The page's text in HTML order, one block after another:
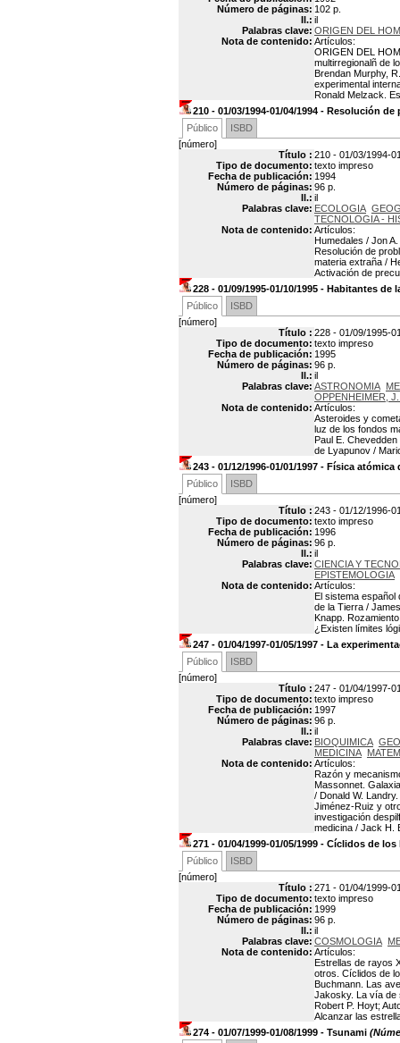
Número de páginas: 102 p.
Il.: il
Palabras clave: ORIGEN DEL
Nota de contenido: Artículos:
ORIGEN DEL
multirregionalñ de
Brendan Murphy,
experimental
Ronald Melzack.
210 - 01/03/1994-01/04/1994 - Resolución
Público
ISBD
[número]
Título : 210 - 01/03/1994-
Tipo de documento: texto impreso
Fecha de publicación: 1994
Número de páginas: 96 p.
Il.: il
Palabras clave: ECOLOGIA
TECNOLOGIA -
Nota de contenido: Artículos:
Humedales / Jon
Resolución de
materia extraña /
Activación de
228 - 01/09/1995-01/10/1995 - Habitantes
Público
ISBD
[número]
Título : 228 - 01/09/1995-
Tipo de documento: texto impreso
Fecha de publicación: 1995
Número de páginas: 96 p.
Il.: il
Palabras clave: ASTRONOMIA
OPPENHEIMER,
Nota de contenido: Artículos:
Asteroides y
luz de los fondos
Paul E.
de Lyapunov /
243 - 01/12/1996-01/01/1997 - Física
Público
ISBD
[número]
Título : 243 - 01/12/1996-
Tipo de documento: texto impreso
Fecha de publicación: 1996
Número de páginas: 96 p.
Il.: il
Palabras clave: CIENCIA Y
EPISTEMOLOGIA
Nota de contenido: Artículos:
El sistema español
de la Tierra /
Knapp.
¿Existen límites
247 - 01/04/1997-01/05/1997 - La
Público
ISBD
[número]
Título : 247 - 01/04/1997-
Tipo de documento: texto impreso
Fecha de publicación: 1997
Número de páginas: 96 p.
Il.: il
Palabras clave: BIOQUIMICA
MEDICINA
Nota de contenido: Artículos:
Razón y
Massonnet.
/ Donald W.
Jiménez-Ruiz y
investigación
medicina / Jack H.
271 - 01/04/1999-01/05/1999 - Cíclidos de
Público
ISBD
[número]
Título : 271 - 01/04/1999-
Tipo de documento: texto impreso
Fecha de publicación: 1999
Número de páginas: 96 p.
Il.: il
Palabras clave: COSMOLOGIA
Nota de contenido: Artículos:
Estrellas de rayos
otros. Cíclidos de
Buchmann. Las
Jakosky. La vía de
Robert P. Hoyt;
Alcanzar las
274 - 01/07/1999-01/08/1999 - Tsunami